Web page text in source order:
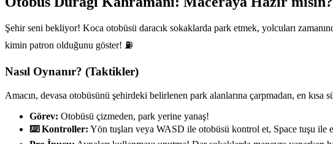
Şehir seni bekliyor! Koca otobüsü daracık sokaklarda park etmek, yolcuları
kimin patron olduğunu göster! ⛽
Nasıl Oynanır? (Taktikler)
Amacın, devasa otobüsünü şehirdeki belirlenen park alanlarına çarpmadan, en
Görev: Otobüsü çizmeden, park yerine yanaş!
⌨️ Kontroller: Yön tuşları veya WASD ile otobüsü kontrol et, Space tuşu ile